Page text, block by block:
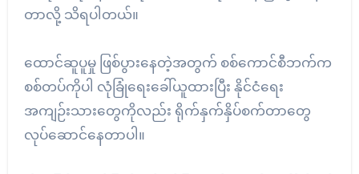
တာလို့ သိရပါတယ်။
ထောင်ဆူပူမှု ဖြစ်ပွားနေတဲ့အတွက် စစ်ကောင်စီဘက်က
စစ်တပ်ကိုပါ လုံခြုံရေးခေါ်ယူထားပြီး နိုင်ငံရေး
အကျဉ်းသားတွေကိုလည်း ရိုက်နှက်နှိပ်စက်တာတွေ
လုပ်ဆောင်နေတာပါ။